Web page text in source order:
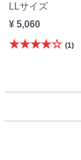
LLサイズ
¥ 5,060
★★★★☆ (1)